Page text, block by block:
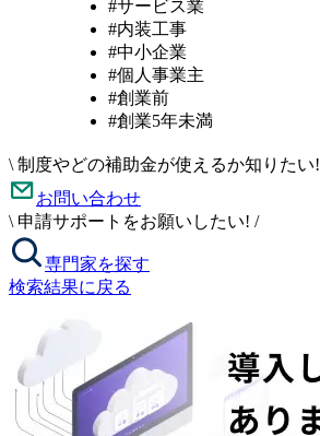
#サービス業
#内装工事
#中小企業
#個人事業主
#創業前
#創業5年未満
\ 制度やどの補助金が使えるか知りたい!
お問い合わせ
\ 申請サポートをお願いしたい! /
専門家を探す
検索結果に戻る